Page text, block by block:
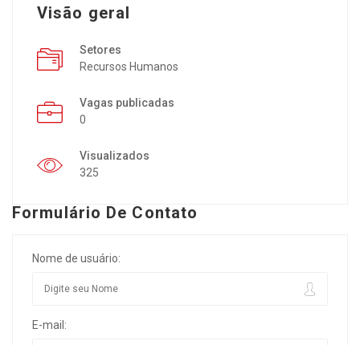
Visão geral
Setores
Recursos Humanos
Vagas publicadas
0
Visualizados
325
Formulário De Contato
Nome de usuário:
E-mail: